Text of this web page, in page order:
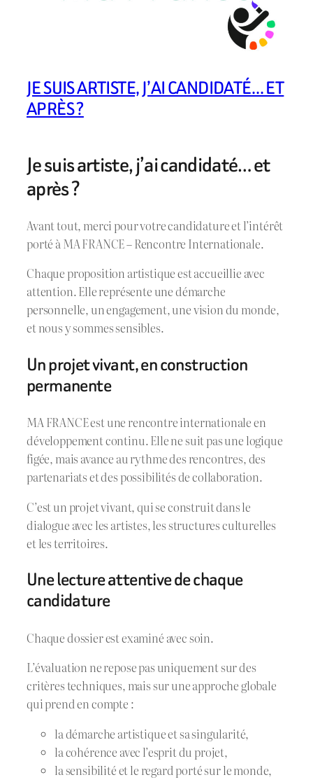
JE SUIS ARTISTE, J’AI CANDIDATÉ… ET
APRÈS ?
Je suis artiste, j’ai candidaté… et
après ?
Avant tout, merci pour votre candidature et l’intérêt
porté à MA FRANCE – Rencontre Internationale.
Chaque proposition artistique est accueillie avec
attention. Elle représente une démarche
personnelle, un engagement, une vision du monde,
et nous y sommes sensibles.
Un projet vivant, en construction
permanente
MA FRANCE est une rencontre internationale en
développement continu. Elle ne suit pas une logique
figée, mais avance au rythme des rencontres, des
partenariats et des possibilités de collaboration.
C’est un projet vivant, qui se construit dans le
dialogue avec les artistes, les structures culturelles
et les territoires.
Une lecture attentive de chaque
candidature
Chaque dossier est examiné avec soin.
L’évaluation ne repose pas uniquement sur des
critères techniques, mais sur une approche globale
qui prend en compte :
la démarche artistique et sa singularité,
la cohérence avec l’esprit du projet,
la sensibilité et le regard porté sur le monde,